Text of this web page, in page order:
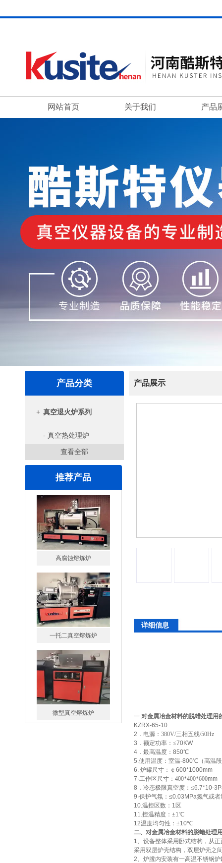
网站首页 关于我们 产品
产品分类
+ 真空退火炉系列
- 真空热处理炉
查看全部
推荐产品
高腐蚀熔炼炉
一托二真空熔炼炉
微型真空熔炼炉
产品展示
详细信息
一.对金属冶金材料的脱蜡处理用
KZRX-65-10
2 ．电源： 380V/三相五线/50Hz
3 ．额定功率： ≤70KW
4．最高温度：850℃
5.使用温度：室温-800℃（高温
6. 炉罐尺寸：￠600*1000mm
7·工作区尺寸： 400*400*600mm
8 ．冷态极限真空度： ≤6.7*10-
9·保护气氛：≤0.03MPa氮气或者
10.温控区数：1区
11.控温精度：±1℃
12温度均匀性 ： ±10℃
二、 对金属冶金材料的脱蜡处理
1、设备整体采用卧式结构，从
采用双层炉壳结构，双层炉壳之
2、炉膛内安装有一高温不锈钢